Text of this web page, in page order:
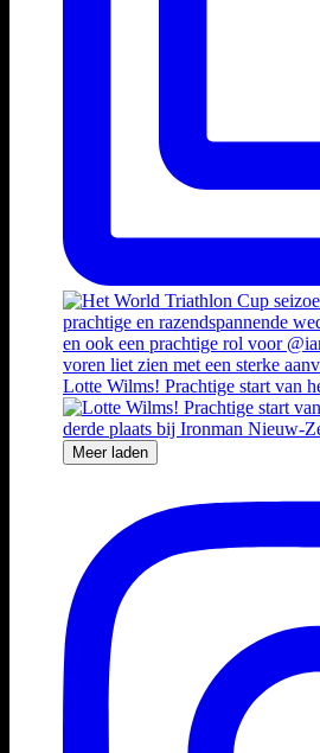
Lotte Wilms! Prachtige start van
Meer laden